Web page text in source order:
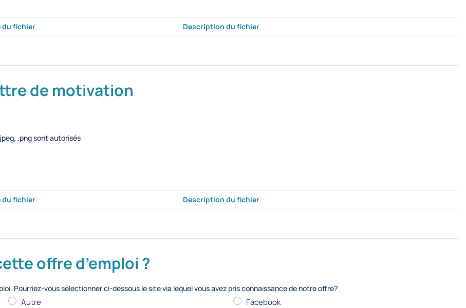
du fichier Description du fichier
de motivation
.png sont autorisés
du fichier Description du fichier
offre d’emploi ?
Pourriez-vous sélectionner ci-dessous le site via lequel vous avez pris connaissance de notre offre?
Autre
Facebook